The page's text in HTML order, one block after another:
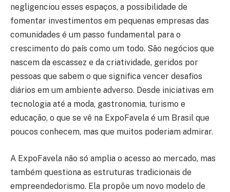
negligenciou esses espaços, a possibilidade de
fomentar investimentos em pequenas empresas das
comunidades é um passo fundamental para o
crescimento do país como um todo. São negócios que
nascem da escassez e da criatividade, geridos por
pessoas que sabem o que significa vencer desafios
diários em um ambiente adverso. Desde iniciativas em
tecnologia até a moda, gastronomia, turismo e
educação, o que se vê na ExpoFavela é um Brasil que
poucos conhecem, mas que muitos poderiam admirar.
A ExpoFavela não só amplia o acesso ao mercado, mas
também questiona as estruturas tradicionais de
empreendedorismo. Ela propõe um novo modelo de